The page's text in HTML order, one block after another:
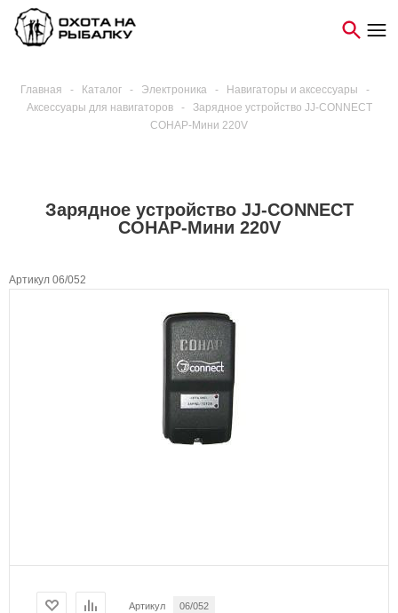
Главная - Каталог - Электроника - Навигаторы и аксессуары
-
Аксессуары для навигаторов
-
Зарядное устройство JJ-CONNECT
СОНАР-Мини 220V
Зарядное устройство JJ-CONNECT
СОНАР-Мини 220V
Артикул 06/052
Артикул 06/052